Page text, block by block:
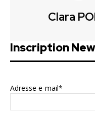
Clara
Inscription
Adresse e-mail*